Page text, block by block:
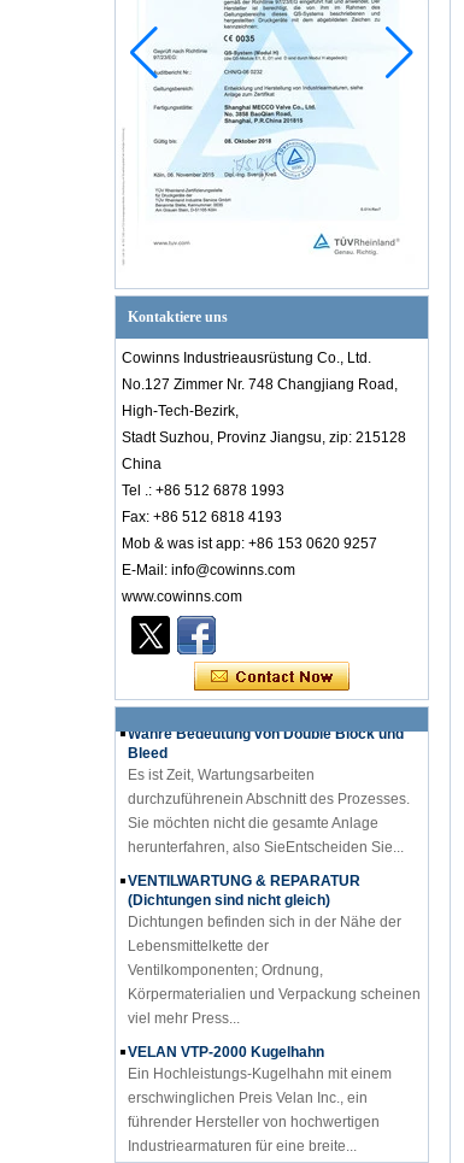
Kontaktiere uns
Cowinns Industrieausrüstung Co., Ltd.
No.127 Zimmer Nr. 748 Changjiang Road,
High-Tech-Bezirk,
Stadt Suzhou, Provinz Jiangsu, zip: 215128
China
Tel .: +86 512 6878 1993
Fax: +86 512 6818 4193
Mob & was ist app: +86 153 0620 9257
E-Mail: info@cowinns.com
www.cowinns.com
Einführung in das PID-Diagramm
Kenntnisse der Ventilindustrie
Einführungzu PID-Diagramm Wissender
Ventilindustrie PID-Diagramm ist
dastechnischer Kern der Fabrikproduktion.
Der Unterschied zwischen DBB, DIB-1,
Zwei Arten von Sitzversiegelungsstrukturen
Commonto Trunnion montierte Kugelventile.
1. Doppelblock- und Blutungsventil ein Ventil
mit zwei Ventilsitzverdichtungspaaren ...
Wahre Bedeutung von Double Block und
Bleed
durchzuführenein Abschnitt des Prozesses.
Sie möchten nicht die gesamte Anlage
herunterfahren, also SieEntscheiden Sie...
VENTILWARTUNG & REPARATUR
(Dichtungen sind nicht gleich)
Dichtungen befinden sich in der Nähe der
Lebensmittelkette der
Ventilkomponenten; Ordnung,
Körpermaterialien und Verpackung scheinen
viel mehr Press...
VELAN VTP-2000 Kugelhahn
Ein Hochleistungs-Kugelhahn mit einem
erschwinglichen Preis Velan Inc., ein
führender Hersteller von hochwertigen
Industriearmaturen für eine breite...
LNG: Bedeutende Möglichkeiten für
kryogene Ventile